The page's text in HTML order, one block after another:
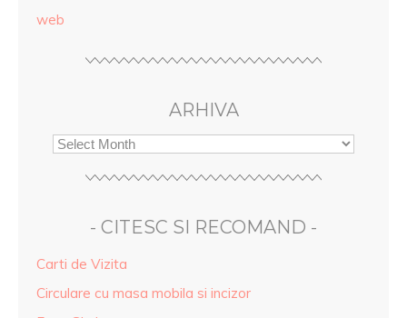
web
ARHIVA
- CITESC SI RECOMAND -
Carti de Vizita
Circulare cu masa mobila si incizor